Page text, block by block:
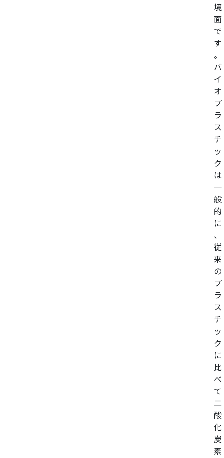
境
面
で
す
。
バ
イ
オ
プ
ラ
ス
チ
ッ
ク
は
一
般
的
に
、
従
来
の
プ
ラ
ス
チ
ッ
ク
に
比
べ
て
二
酸
化
炭
素